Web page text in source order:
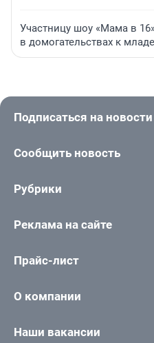
Участницу шоу «Мама в
в домогательствах к
Подписаться на новости
Сообщить новость
Рубрики
Реклама на сайте
Прайс-лист
О компании
Наши вакансии